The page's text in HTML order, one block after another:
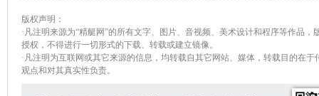
版权声明：
·凡注明来源为“精艇网”的所有文字、图片、音视频、美术设计和程序等作品
授权，不得进行一切形式的下载、转载或建立镜像。
·凡注明为互联网或其它来源的信息，均转载自其它网站、媒体，转载目的在
观点和对其真实性负责。